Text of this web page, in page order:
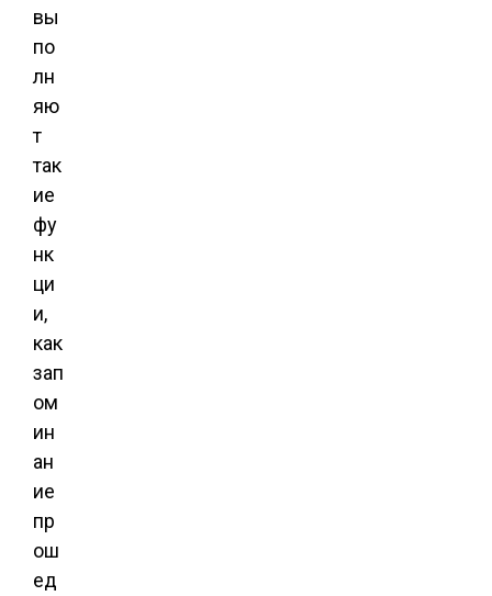
вы
по
лн
яю
т
так
ие
фу
нк
ци
и,
как
зап
ом
ин
ан
ие
пр
ош
ед